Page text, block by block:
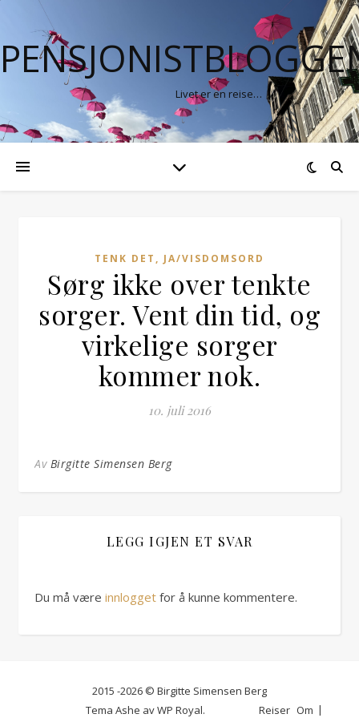
Livet er en reise…
TENK DET, JA/VISDOMSORD
Sørg ikke over tenkte
sorger. Vent din tid, og
virkelige sorger
kommer nok.
10. juli 2016
Av Birgitte Simensen Berg
LEGG IGJEN ET SVAR
Du må være innlogget for å kunne kommentere.
2015 -2026 © Birgitte Simensen Berg
Reiser Om
Tema Ashe avWP Royal.